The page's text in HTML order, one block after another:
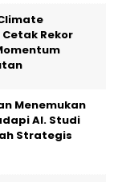
Rekor
Menemukan
AI. Studi
Strategis